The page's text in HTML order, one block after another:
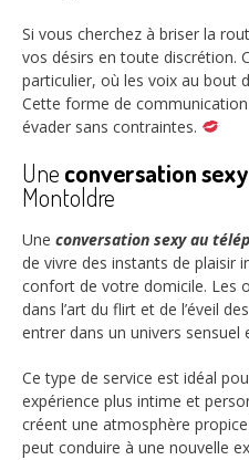
Si vous cherchez à briser la
vos désirs en toute discrétion.
particulier, où les voix au bout
Cette forme de
évader sans contraintes.
Une conversation
Montoldre
Une conversation sexy au
de vivre des instants de plaisir
confort de votre domicile. Les
dans l’art du flirt et de l’éveil
entrer dans un univers sensuel
Ce type de service est idéal
expérience plus intime et
créent une atmosphère
peut conduire à une nouvelle